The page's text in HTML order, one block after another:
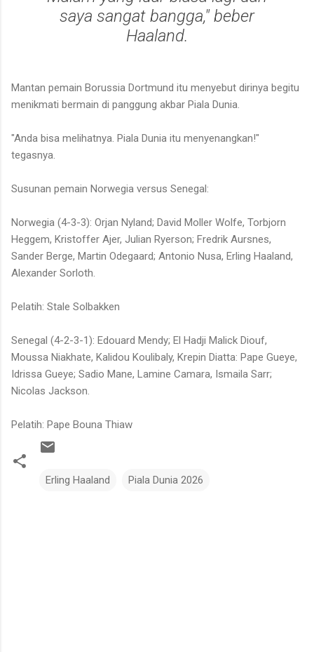
saya sangat bangga," beber
Haaland.
Mantan pemain Borussia Dortmund itu menyebut dirinya begitu
menikmati bermain di panggung akbar Piala Dunia.
"Anda bisa melihatnya. Piala Dunia itu menyenangkan!"
tegasnya.
Susunan pemain Norwegia versus Senegal:
Norwegia (4-3-3): Orjan Nyland; David Moller Wolfe, Torbjorn
Heggem, Kristoffer Ajer, Julian Ryerson; Fredrik Aursnes,
Sander Berge, Martin Odegaard; Antonio Nusa, Erling Haaland,
Alexander Sorloth.
Pelatih: Stale Solbakken
Senegal (4-2-3-1): Edouard Mendy; El Hadji Malick Diouf,
Moussa Niakhate, Kalidou Koulibaly, Krepin Diatta: Pape Gueye,
Idrissa Gueye; Sadio Mane, Lamine Camara, Ismaila Sarr;
Nicolas Jackson.
Pelatih: Pape Bouna Thiaw
Erling Haaland Piala Dunia 2026